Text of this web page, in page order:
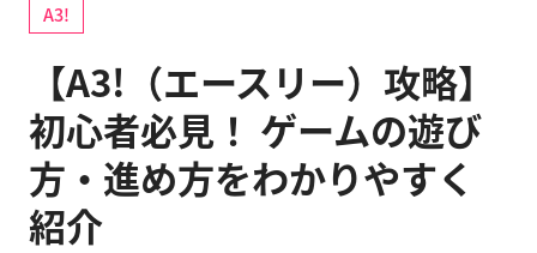
A3!
【A3!（エースリー）攻略】
初心者必見！ ゲームの遊び
方・進め方をわかりやすく
紹介